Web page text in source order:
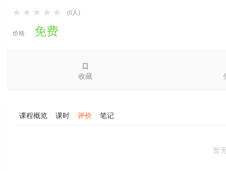
(0人)
价格 免费
收藏
课程概览 课时 评价 笔记
暂